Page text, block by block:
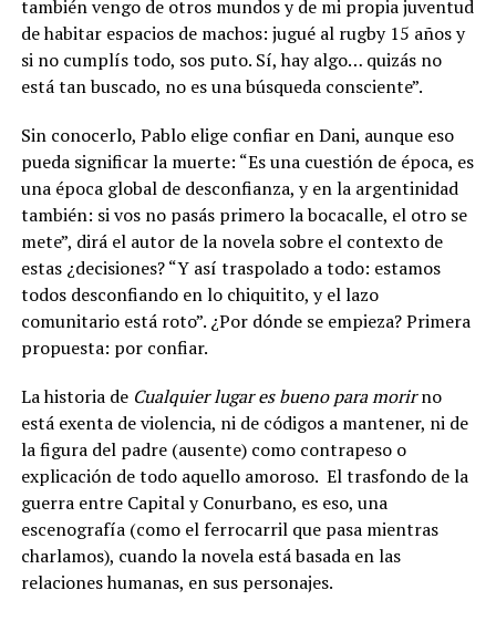
también vengo de otros mundos y de mi propia juventud
de habitar espacios de machos: jugué al rugby 15 años y
si no cumplís todo, sos puto. Sí, hay algo… quizás no
está tan buscado, no es una búsqueda consciente”.
Sin conocerlo, Pablo elige confiar en Dani, aunque eso
pueda significar la muerte: “Es una cuestión de época, es
una época global de desconfianza, y en la argentinidad
también: si vos no pasás primero la bocacalle, el otro se
mete”, dirá el autor de la novela sobre el contexto de
estas ¿decisiones? “Y así traspolado a todo: estamos
todos desconfiando en lo chiquitito, y el lazo
comunitario está roto”. ¿Por dónde se empieza? Primera
propuesta: por confiar.
La historia de Cualquier lugar es bueno para morirno
está exenta de violencia, ni de códigos a mantener, ni de
la figura del padre (ausente) como contrapeso o
explicación de todo aquello amoroso. El trasfondo de la
guerra entre Capital y Conurbano, es eso, una
escenografía (como el ferrocarril que pasa mientras
charlamos), cuando la novela está basada en las
relaciones humanas, en sus personajes.